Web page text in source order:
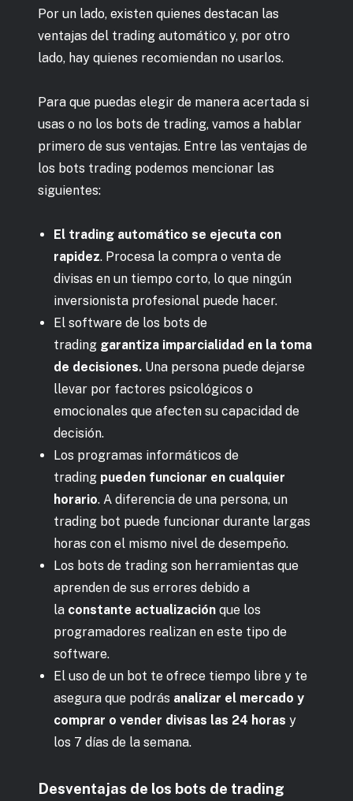
Por un lado, existen quienes destacan las
ventajas del trading automático y, por otro
lado, hay quienes recomiendan no usarlos.
Para que puedas elegir de manera acertada si
usas o no los bots de trading, vamos a hablar
primero de sus ventajas. Entre las ventajas de
los bots trading podemos mencionar las
siguientes:
El trading automático se ejecuta con
rapidez. Procesa la compra o venta de
divisas en un tiempo corto, lo que ningún
inversionista profesional puede hacer.
El software de los bots de
trading garantiza imparcialidad en la toma
de decisiones. Una persona puede dejarse
llevar por factores psicológicos o
emocionales que afecten su capacidad de
decisión.
Los programas informáticos de
trading pueden funcionar en cualquier
horario. A diferencia de una persona, un
trading bot puede funcionar durante largas
horas con el mismo nivel de desempeño.
Los bots de trading son herramientas que
aprenden de sus errores debido a
la constante actualización que los
programadores realizan en este tipo de
software.
El uso de un bot te ofrece tiempo libre y te
asegura que podrás analizar el mercado y
comprar o vender divisas las 24 horas y
los 7 días de la semana.
Desventajas de los bots de trading